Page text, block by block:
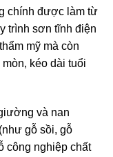
chính được làm từ
trình sơn tĩnh điện
mỹ mà còn
kéo dài tuổi
và nan
gỗ sồi, gỗ
công nghiệp chất